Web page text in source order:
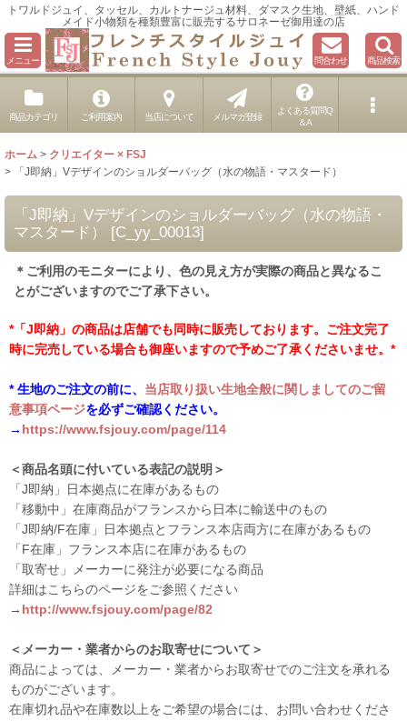
トワルドジュイ、タッセル、カルトナージュ材料、ダマスク生地、壁紙、ハンド
メイド小物類を種類豊富に販売するサロネーゼ御用達の店
メニュー 問合わせ 商品検索
商品カテゴリ ご利用案内 当店について メルマガ登録
よくある質問Q
＆A
ホーム > クリエイター × FSJ
>
「J即納」Vデザインのショルダーバッグ（水の物語・マスタード）
「J即納」Vデザインのショルダーバッグ（水の物語・
マスタード）
[C_yy_00013]
＊ご利用のモニターにより、色の見え方が実際の商品と異なるこ
とがございますのでご了承下さい。
*「J即納」の商品は店舗でも同時に販売しております。ご注文完了
時に完売している場合も御座いますので予めご了承くださいませ。*
* 生地のご注文の前に、 当店取り扱い生地全般に関しましてのご留
意事項ページを必ずご確認ください。
→ https://www.fsjouy.com/page/114
＜商品名頭に付いている表記の説明＞
「J即納」日本拠点に在庫があるもの
「移動中」在庫商品がフランスから日本に輸送中のもの
「J即納/F在庫」日本拠点とフランス本店両方に在庫があるもの
「F在庫」フランス本店に在庫があるもの
「取寄せ」メーカーに発注が必要になる商品
詳細はこちらのページをご参照ください
→ http://www.fsjouy.com/page/82
＜メーカー・業者からのお取寄せについて＞
商品によっては、メーカー・業者からお取寄せでのご注文を承れる
ものがございます。
在庫切れ品や在庫数以上をご希望の場合には、お問い合わせくださ